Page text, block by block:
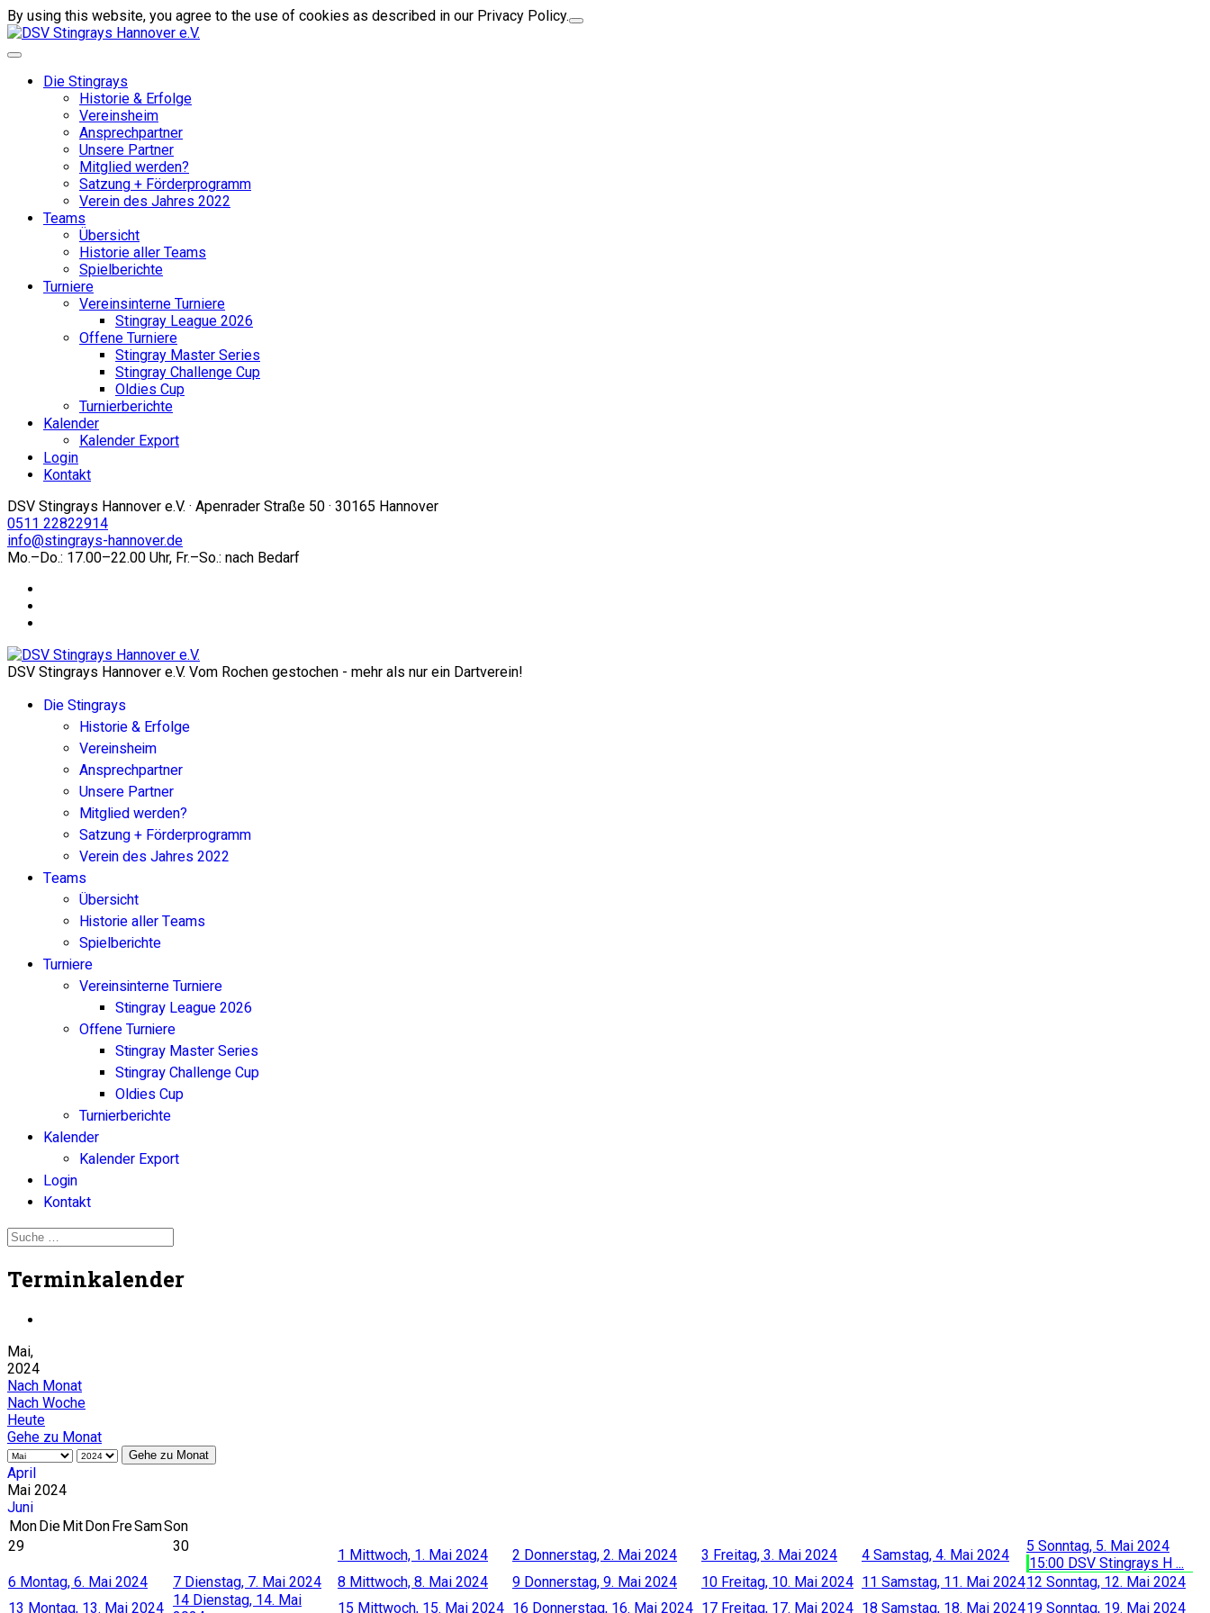
By using this website, you agree to the use of cookies as described in our Privacy Policy.
Die Stingrays
Historie & Erfolge
Vereinsheim
Ansprechpartner
Unsere Partner
Mitglied werden?
Satzung + Förderprogramm
Verein des Jahres 2022
Teams
Übersicht
Historie aller Teams
Spielberichte
Turniere
Vereinsinterne Turniere
Stingray League 2026
Offene Turniere
Stingray Master Series
Stingray Challenge Cup
Oldies Cup
Turnierberichte
Kalender
Kalender Export
Login
Kontakt
DSV Stingrays Hannover e.V. · Apenrader Straße 50 · 30165 Hannover
0511 22822914
info@stingrays-hannover.de
Mo.–Do.: 17.00–22.00 Uhr, Fr.–So.: nach Bedarf
DSV Stingrays Hannover e.V. Vom Rochen gestochen - mehr als nur ein Dartverein!
Die Stingrays
Historie & Erfolge
Vereinsheim
Ansprechpartner
Unsere Partner
Mitglied werden?
Satzung + Förderprogramm
Verein des Jahres 2022
Teams
Übersicht
Historie aller Teams
Spielberichte
Turniere
Vereinsinterne Turniere
Stingray League 2026
Offene Turniere
Stingray Master Series
Stingray Challenge Cup
Oldies Cup
Turnierberichte
Kalender
Kalender Export
Login
Kontakt
Terminkalender
Mai,
2024
Nach Monat
Nach Woche
Heute
Gehe zu Monat
Gehe zu Monat
April
Mai 2024
Juni
MonDieMitDonFreSamSon
29
30
1 Mittwoch, 1. Mai 2024 2 Donnerstag, 2. Mai 2024 3 Freitag, 3. Mai 2024 4 Samstag, 4. Mai 2024
5 Sonntag, 5. Mai 2024
15:00 DSV Stingrays H ...
6 Montag, 6. Mai 2024 7 Dienstag, 7. Mai 2024 8 Mittwoch, 8. Mai 2024 9 Donnerstag, 9. Mai 2024 10 Freitag, 10. Mai 2024 11 Samstag, 11. Mai 202412 Sonntag, 12. Mai 2024
13 Montag, 13. Mai 2024 14 Dienstag, 14. Mai
15 Mittwoch, 15. Mai 2024 16 Donnerstag, 16. Mai 2024 17 Freitag, 17. Mai 2024 18 Samstag, 18. Mai 202419 Sonntag, 19. Mai 2024